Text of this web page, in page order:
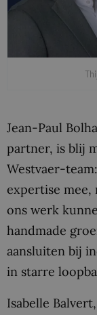
Jean-Paul
partner, is blij
Westvaer-
expertise mee,
ons werk
handmade
aansluiten bij
in starre
Isabelle